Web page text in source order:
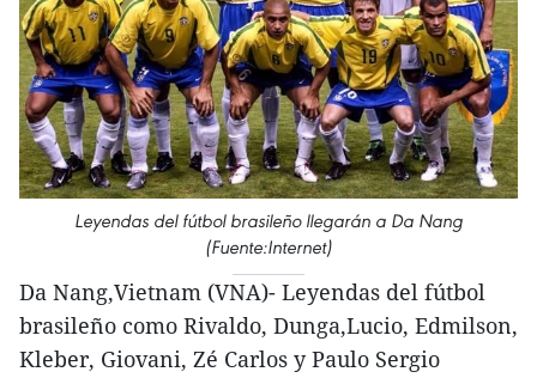
Leyendas del fútbol brasileño llegarán a Da Nang
(Fuente:Internet)
Da Nang,Vietnam (VNA)- Leyendas del fútbol
brasileño como Rivaldo, Dunga,Lucio, Edmilson,
Kleber, Giovani, Zé Carlos y Paulo Sergio